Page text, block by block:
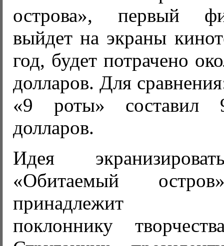
острова», первый
выйдет на экраны
год, будет потрачено
долларов. Для
«9 роты» составил
долларов.
Идея
«Обитаемый
принадлежит
поклоннику